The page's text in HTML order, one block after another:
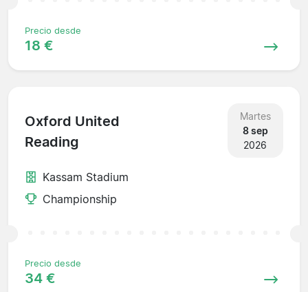
Precio desde
18 €
Oxford United
Reading
Martes
8 sep
2026
Kassam Stadium
Championship
Precio desde
34 €